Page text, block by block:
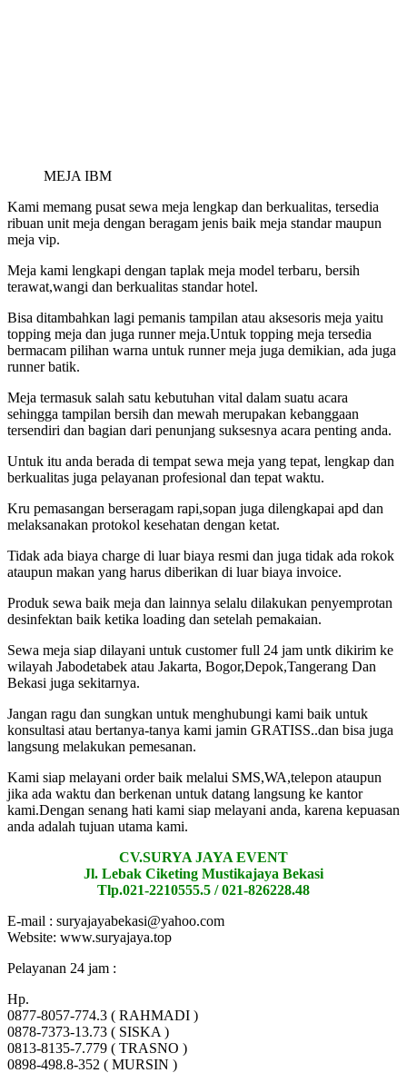
MEJA IBM
Kami memang pusat sewa meja lengkap dan berkualitas, tersedia
ribuan unit meja dengan beragam jenis baik meja standar maupun
meja vip.
Meja kami lengkapi dengan taplak meja model terbaru, bersih
terawat,wangi dan berkualitas standar hotel.
Bisa ditambahkan lagi pemanis tampilan atau aksesoris meja yaitu
topping meja dan juga runner meja.Untuk topping meja tersedia
bermacam pilihan warna untuk runner meja juga demikian, ada juga
runner batik.
Meja termasuk salah satu kebutuhan vital dalam suatu acara
sehingga tampilan bersih dan mewah merupakan kebanggaan
tersendiri dan bagian dari penunjang suksesnya acara penting anda.
Untuk itu anda berada di tempat sewa meja yang tepat, lengkap dan
berkualitas juga pelayanan profesional dan tepat waktu.
Kru pemasangan berseragam rapi,sopan juga dilengkapai apd dan
melaksanakan protokol kesehatan dengan ketat.
Tidak ada biaya charge di luar biaya resmi dan juga tidak ada rokok
ataupun makan yang harus diberikan di luar biaya invoice.
Produk sewa baik meja dan lainnya selalu dilakukan penyemprotan
desinfektan baik ketika loading dan setelah pemakaian.
Sewa meja siap dilayani untuk customer full 24 jam untk dikirim ke
wilayah Jabodetabek atau Jakarta, Bogor,Depok,Tangerang Dan
Bekasi juga sekitarnya.
Jangan ragu dan sungkan untuk menghubungi kami baik untuk
konsultasi atau bertanya-tanya kami jamin GRATISS..dan bisa juga
langsung melakukan pemesanan.
Kami siap melayani order baik melalui SMS,WA,telepon ataupun
jika ada waktu dan berkenan untuk datang langsung ke kantor
kami.Dengan senang hati kami siap melayani anda, karena kepuasan
anda adalah tujuan utama kami.
CV.SURYA JAYA EVENT
Jl. Lebak Ciketing Mustikajaya Bekasi
Tlp.021-2210555.5 / 021-826228.48
E-mail : suryajayabekasi@yahoo.com
Website: www.suryajaya.top
Pelayanan 24 jam :
Hp.
0877-8057-774.3 ( RAHMADI )
0878-7373-13.73 ( SISKA )
0813-8135-7.779 ( TRASNO )
0898-498.8-352 ( MURSIN )